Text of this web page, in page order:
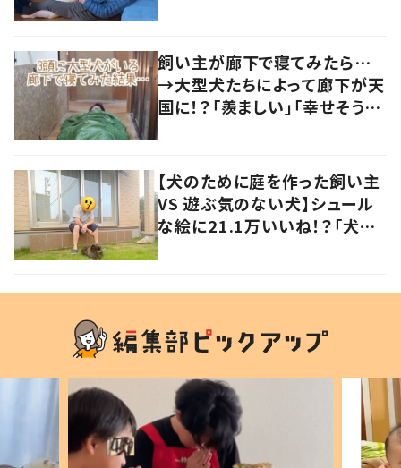
飼い主が廊下で寝てみたら…
→大型犬たちによって廊下が天
国に！？「羨ましい」「幸せそう」
【犬のために庭を作った飼い主
VS 遊ぶ気のない犬】シュール
な絵に21.1万いいね！？「犬の